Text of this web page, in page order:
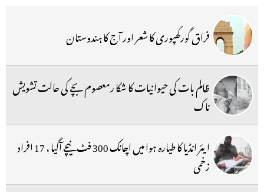
فراق گورکھپوری کا شعر اور آج کا ہندوستان
ظالم بات کی حیوانیات کا شکا رمعصوم بچے کی حالت تشویش
ناک
ایئر انڈیا کا طیارہ ہوا میں اچانک 300 فٹ نیچے آگیا ، 17 افراد
زخمی